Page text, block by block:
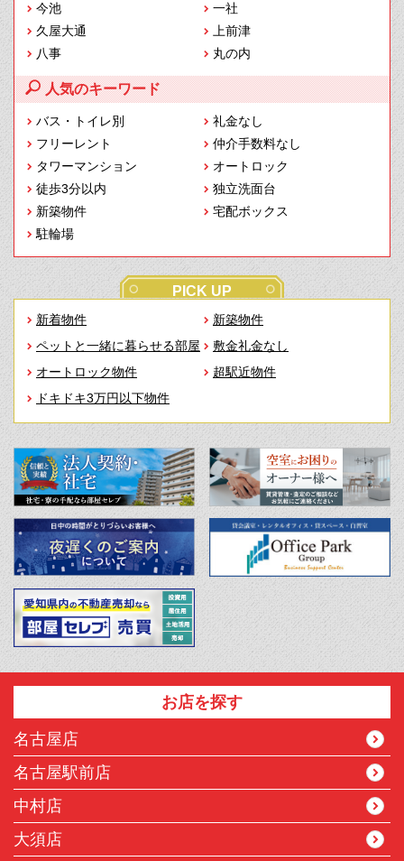
今池
一社
久屋大通
上前津
八事
丸の内
人気のキーワード
バス・トイレ別
礼金なし
フリーレント
仲介手数料なし
タワーマンション
オートロック
徒歩3分以内
独立洗面台
新築物件
宅配ボックス
駐輪場
PICK UP
新着物件
新築物件
ペットと一緒に暮らせる部屋
敷金礼金なし
オートロック物件
超駅近物件
ドキドキ3万円以下物件
お店を探す
名古屋店
名古屋駅前店
中村店
大須店